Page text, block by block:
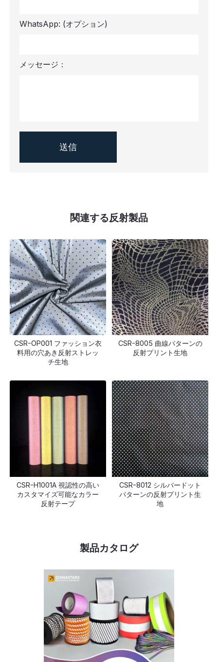
WhatsApp: (オプション)
メッセージ：
関連する反射製品
CSR-OP001 ファッション衣
料用の穴あき反射ストレッ
チ生地
CSR-8005 曲線パターンの
反射プリント生地
CSR-H1001A 視認性の高い
カスタマイズ可能なカラー
反射テープ
CSR-8012 シルバードット
パターンの反射プリント生
地
製品カタログ